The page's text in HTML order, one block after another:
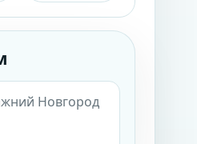
Новгород